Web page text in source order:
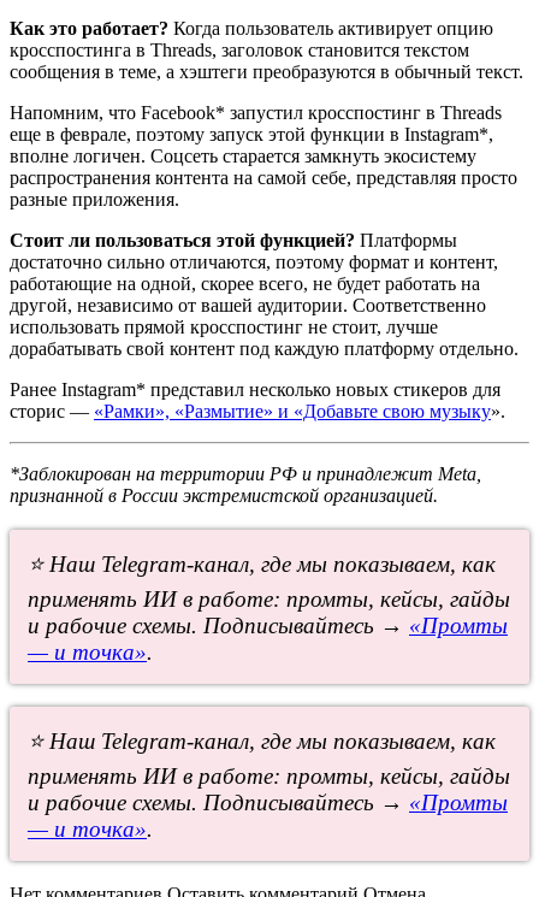
Как это работает? Когда пользователь активирует опцию
кросспостинга в Threads, заголовок становится текстом
сообщения в теме, а хэштеги преобразуются в обычный текст.
Напомним, что Facebook* запустил кросспостинг в Threads
еще в феврале, поэтому запуск этой функции в Instagram*,
вполне логичен. Соцсеть старается замкнуть экосистему
распространения контента на самой себе, представляя просто
разные приложения.
Стоит ли пользоваться этой функцией? Платформы
достаточно сильно отличаются, поэтому формат и контент,
работающие на одной, скорее всего, не будет работать на
другой, независимо от вашей аудитории. Соответственно
использовать прямой кросспостинг не стоит, лучше
дорабатывать свой контент под каждую платформу отдельно.
Ранее Instagram* представил несколько новых стикеров для
сторис — «Рамки», «Размытие» и «Добавьте свою музыку».
*Заблокирован на территории РФ и принадлежит Meta,
признанной в России экстремистской организацией.
⭐ Наш Telegram-канал, где мы показываем, как
применять ИИ в работе: промты, кейсы, гайды
и рабочие схемы. Подписывайтесь → «Промты
— и точка».
⭐ Наш Telegram-канал, где мы показываем, как
применять ИИ в работе: промты, кейсы, гайды
и рабочие схемы. Подписывайтесь → «Промты
— и точка».